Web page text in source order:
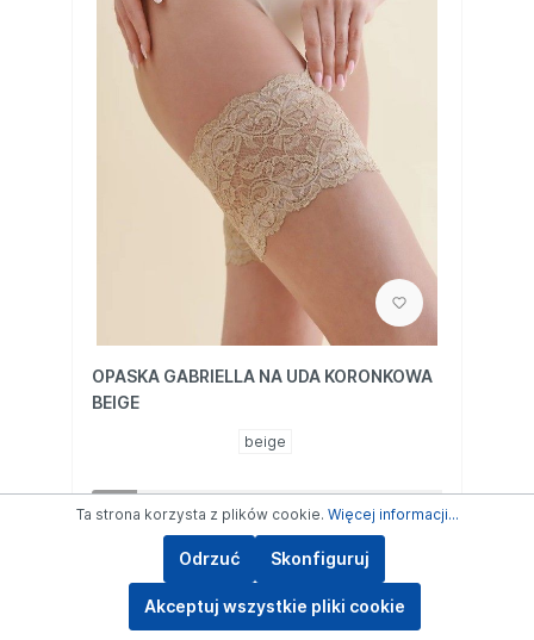
OPASKA GABRIELLA NA UDA KORONKOWA
BEIGE
beige
Zaloguj się, by zobaczyć cenę
Szczegóły
Ta strona korzysta z plików cookie. Więcej informacji...
Odrzuć Skonfiguruj
Akceptuj wszystkie pliki cookie